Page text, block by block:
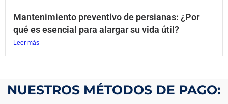
Mantenimiento preventivo de persianas: ¿Por
qué es esencial para alargar su vida útil?
Leer más
NUESTROS MÉTODOS DE PAGO: